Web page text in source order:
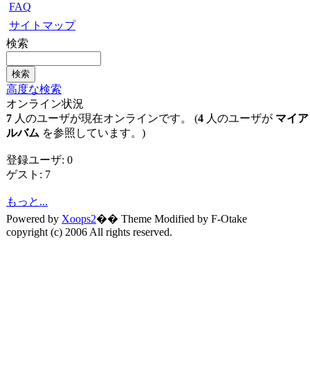
FAQ
サイトマップ
検索
高度な検索
オンライン状況
7 人のユーザが現在オンラインです。 (4 人のユーザが マイア
ルバム を参照しています。)
登録ユーザ: 0
ゲスト: 7
もっと...
Powered by Xoops2�� Theme Modified by F-Otake
copyright (c) 2006 All rights reserved.